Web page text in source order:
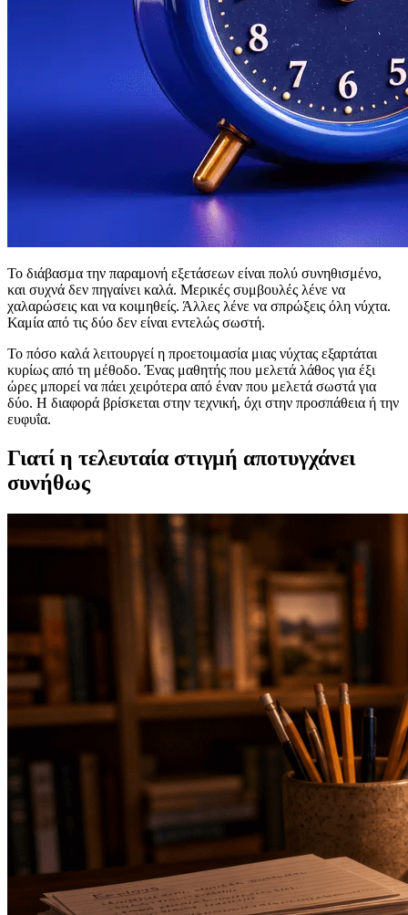
Το διάβασμα την παραμονή εξετάσεων είναι πολύ συνηθισμένο,
και συχνά δεν πηγαίνει καλά. Μερικές συμβουλές λένε να
χαλαρώσεις και να κοιμηθείς. Άλλες λένε να σπρώξεις όλη νύχτα.
Καμία από τις δύο δεν είναι εντελώς σωστή.
Το πόσο καλά λειτουργεί η προετοιμασία μιας νύχτας εξαρτάται
κυρίως από τη μέθοδο. Ένας μαθητής που μελετά λάθος για έξι
ώρες μπορεί να πάει χειρότερα από έναν που μελετά σωστά για
δύο. Η διαφορά βρίσκεται στην τεχνική, όχι στην προσπάθεια ή την
ευφυΐα.
Γιατί η τελευταία στιγμή αποτυγχάνει
συνήθως